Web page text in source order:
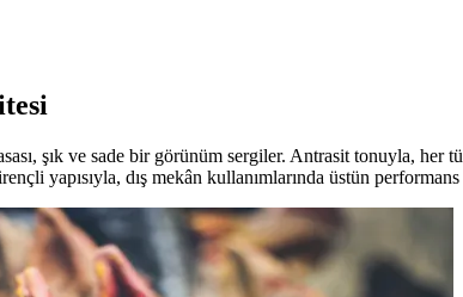
şık ve sade bir görünüm sergiler. Antrasit tonuyla,
yapısıyla, dış mekân kullanımlarında üstün